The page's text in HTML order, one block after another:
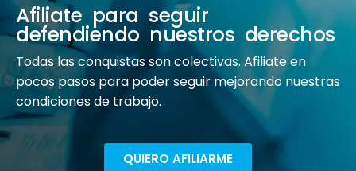
Afiliate para seguir
defendiendo nuestros derechos
Todas las conquistas son colectivas. Afiliate en
pocos pasos para poder seguir mejorando nuestras
condiciones de trabajo.
QUIERO AFILIARME